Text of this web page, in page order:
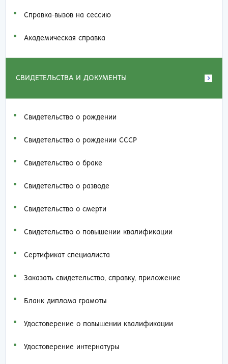
Справка-вызов на сессию
Академическая справка
СВИДЕТЕЛЬСТВА И ДОКУМЕНТЫ
Свидетельство о рождении
Свидетельство о рождении СССР
Свидетельство о браке
Свидетельство о разводе
Свидетельство о смерти
Свидетельство о повышении квалификации
Сертификат специалиста
Заказать cвидетельство, справку, приложение
Бланк диплома грамоты
Удостоверение о повышении квалификации
Удостоверение интернатуры